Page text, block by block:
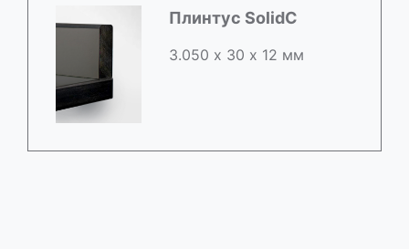
Плинтус SolidC
3.050 х 30 х 12 мм